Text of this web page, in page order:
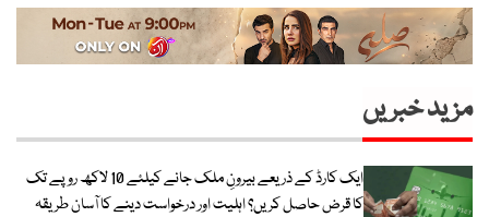
مزید خبریں
ایک کارڈ کے ذریعے بیرونِ ملک جانے کیلئے 10 لاکھ روپے تک
کا قرض حاصل کریں؟ اہلیت اور درخواست دینے کا آسان طریقہ